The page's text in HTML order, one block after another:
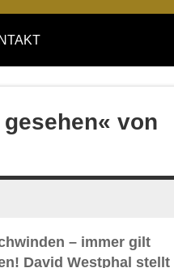
von
– immer gilt
David Westphal stellt